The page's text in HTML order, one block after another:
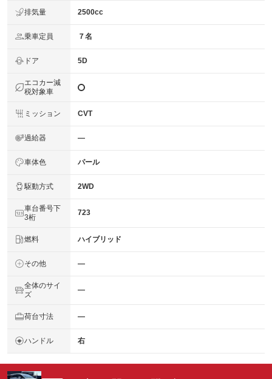
排気量 2500cc
乗車定員 ７名
ドア 5D
エコカー減
税対象車
ミッション CVT
過給器 ―
車体色 パール
駆動方式 2WD
車台番号下
3桁
723
燃料 ハイブリッド
その他 ―
全体のサイ
ズ
―
荷台寸法 ―
ハンドル 右